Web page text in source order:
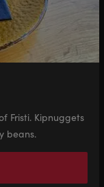
Fristi. Kipnuggets
beans.